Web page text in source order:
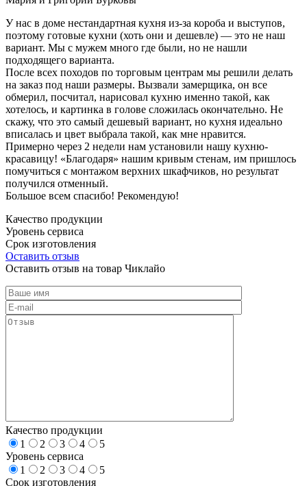
У нас в доме нестандартная кухня из-за короба и выступов,
поэтому готовые кухни (хоть они и дешевле) — это не наш
вариант. Мы с мужем много где были, но не нашли
подходящего варианта.
После всех походов по торговым центрам мы решили делать
на заказ под наши размеры. Вызвали замерщика, он все
обмерил, посчитал, нарисовал кухню именно такой, как
хотелось, и картинка в голове сложилась окончательно. Не
скажу, что это самый дешевый вариант, но кухня идеально
вписалась и цвет выбрала такой, как мне нравится.
Примерно через 2 недели нам установили нашу кухню-
красавицу! «Благодаря» нашим кривым стенам, им пришлось
помучиться с монтажом верхних шкафчиков, но результат
получился отменный.
Большое всем спасибо! Рекомендую!
Качество продукции
Уровень сервиса
Срок изготовления
Оставить отзыв
Оставить отзыв на товар Чиклайо
Качество продукции
1
2 3 4
5
Уровень сервиса
1
2 3 4
5
Срок изготовления